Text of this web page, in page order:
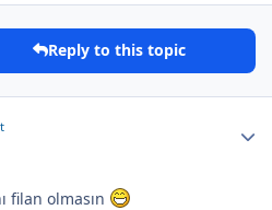
Reply to this topic
filan olmasın